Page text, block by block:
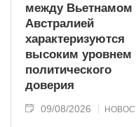
между Вьетнамом
Австралией
характеризуются
высоким уровнем
политического
доверия
09/08/2026